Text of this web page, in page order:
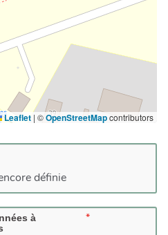
Leaflet | ©OpenStreetMapcontributors
définie
à